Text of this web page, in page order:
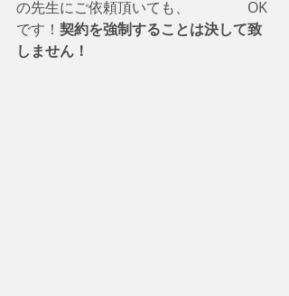
の先生にご依頼頂いても、　　　　OK
です！ 契約を強制することは決して致
しません！